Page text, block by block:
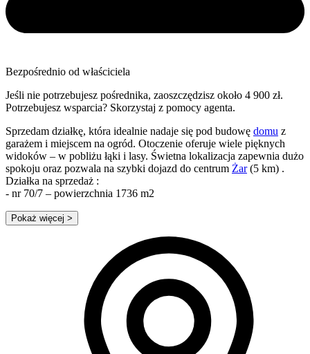
Bezpośrednio od właściciela
Jeśli nie potrzebujesz pośrednika, zaoszczędzisz około 4 900 zł.
Potrzebujesz wsparcia? Skorzystaj z pomocy agenta.
Sprzedam działkę, która idealnie nadaje się pod budowę domu z
garażem i miejscem na ogród. Otoczenie oferuje wiele pięknych
widoków – w pobliżu łąki i lasy. Świetna lokalizacja zapewnia dużo
spokoju oraz pozwala na szybki dojazd do centrum Żar(5 km) .
Działka na sprzedaż :
- nr 70/7 – powierzchnia 1736 m2
Pokaż więcej >